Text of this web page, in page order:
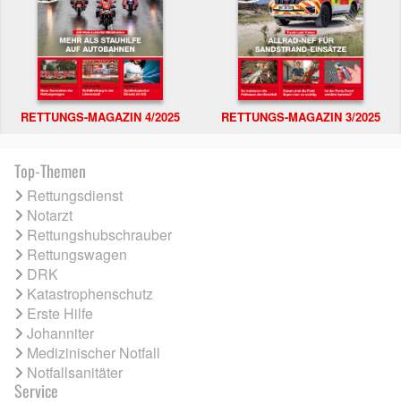
RETTUNGS-MAGAZIN 4/2025 RETTUNGS-MAGAZIN 3/2025
Top-Themen
Rettungsdienst
Notarzt
Rettungshubschrauber
Rettungswagen
DRK
Katastrophenschutz
Erste Hilfe
Johanniter
Medizinischer Notfall
Notfallsanitäter
Service